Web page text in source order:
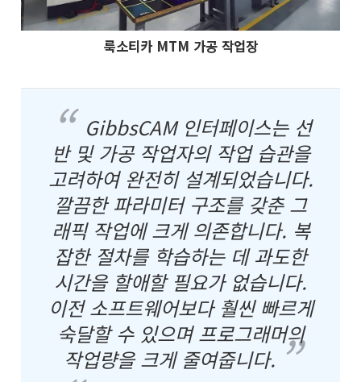
룩소티카 MTM 가공 작업장
GibbsCAM 인터페이스는 선
반 및 가공 작업자의 작업 습관을
고려하여 완전히 설계되었습니다.
깔끔한 파라미터 구조를 갖춘 그
래픽 작업에 크게 의존합니다. 복
잡한 절차를 학습하는 데 과도한
시간을 할애할 필요가 없습니다.
이전 소프트웨어보다 훨씬 빠르게
숙달할 수 있으며 프로그래머의
작업량을 크게 줄여줍니다.